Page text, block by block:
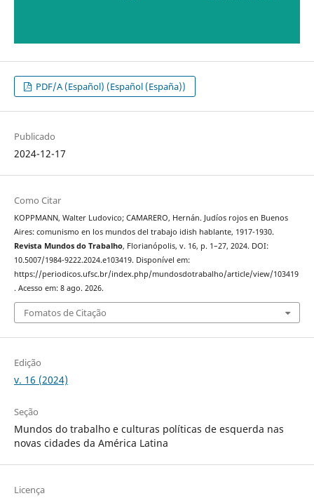
PDF/A (Español) (Español (España))
Publicado
2024-12-17
Como Citar
KOPPMANN, Walter Ludovico; CAMARERO, Hernán. Judíos rojos en Buenos
Aires: comunismo en los mundos del trabajo idish hablante, 1917-1930.
Revista Mundos do Trabalho, Florianópolis, v. 16, p. 1–27, 2024. DOI:
10.5007/1984-9222.2024.e103419. Disponível em:
https://periodicos.ufsc.br/index.php/mundosdotrabalho/article/view/103419
. Acesso em: 8 ago. 2026.
Fomatos de Citação
Edição
v. 16 (2024)
Seção
Mundos do trabalho e culturas políticas de esquerda nas
novas cidades da América Latina
Licença